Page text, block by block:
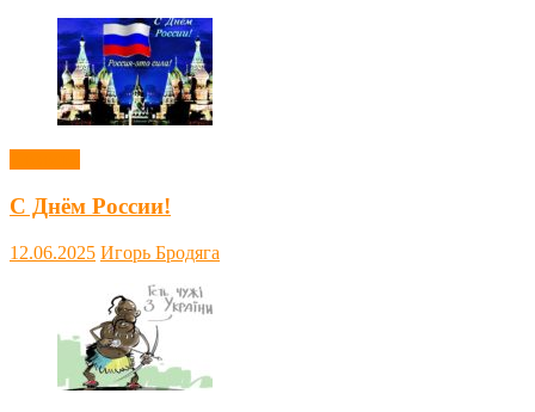
С Днём России!
12.06.2025 Игорь Бродяга